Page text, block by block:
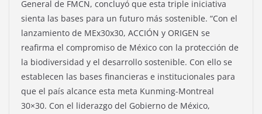
General de FMCN, concluyó que esta triple iniciativa
sienta las bases para un futuro más sostenible. “Con el
lanzamiento de MEx30x30, ACCIÓN y ORIGEN se
reafirma el compromiso de México con la protección de
la biodiversidad y el desarrollo sostenible. Con ello se
establecen las bases financieras e institucionales para
que el país alcance esta meta Kunming-Montreal
30×30. Con el liderazgo del Gobierno de México,